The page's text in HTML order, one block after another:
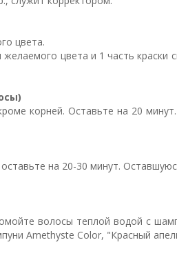
цвета.
желаемого цвета и 1 часть
корней. Оставьте на 20
на 20-30 минут.
волосы теплой водой с
Amethyste Color, "Красный